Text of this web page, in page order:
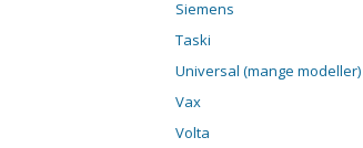
Siemens
Taski
Universal (mange modeller)
Vax
Volta